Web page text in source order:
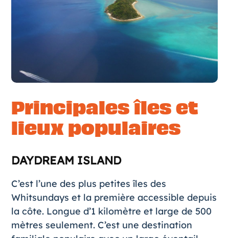
Principales îles et
lieux populaires
DAYDREAM ISLAND
C’est l’une des plus petites îles des
Whitsundays et la première accessible depuis
la côte. Longue d’1 kilomètre et large de 500
mètres seulement. C’est une destination